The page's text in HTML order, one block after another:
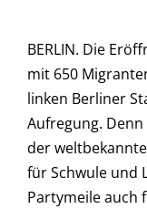
BERLIN. Die
mit 650
linken Berliner
Aufregung.
der
für Schwule und
Partymeile auch